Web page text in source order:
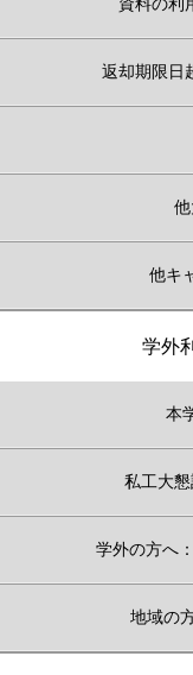
返却期限日
他キ
学外
本
私工大
学外の方へ
地域の